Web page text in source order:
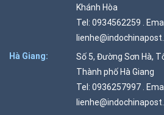
Khánh Hòa
Tel: 0934562259 .
Hà Giang:
Số 5, Đường Sơn Hà,
Thành phố Hà Giang
Tel: 0936257997 .